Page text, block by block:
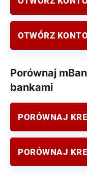
OTWÓRZ
Porównaj
bankami
PORÓWNAJ
PORÓWNAJ